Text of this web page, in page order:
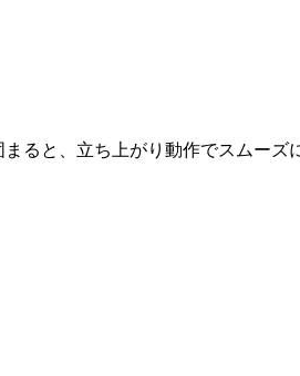
ると、立ち上がり動作でスムーズ